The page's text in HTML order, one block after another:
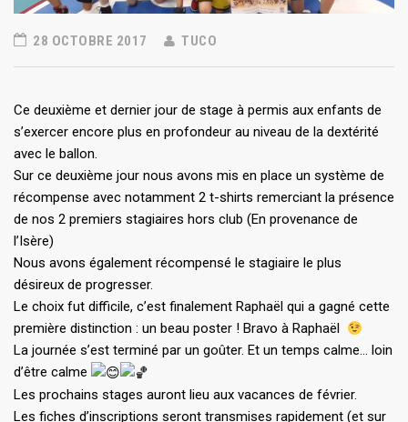
28 OCTOBRE 2017 TUCO
Ce deuxième et dernier jour de stage à permis aux enfants de
s’exercer encore plus en profondeur au niveau de la dextérité
avec le ballon.
Sur ce deuxième jour nous avons mis en place un système de
récompense avec notamment 2 t-shirts remerciant la présence
de nos 2 premiers stagiaires hors club (En provenance de
l’Isère)
Nous avons également récompensé le stagiaire le plus
désireux de progresser.
Le choix fut difficile, c’est finalement Raphaël qui a gagné cette
première distinction : un beau poster ! Bravo à Raphaël
La journée s’est terminé par un goûter. Et un temps calme… loin
d’être calme
Les prochains stages auront lieu aux vacances de février.
Les fiches d’inscriptions seront transmises rapidement (et sur